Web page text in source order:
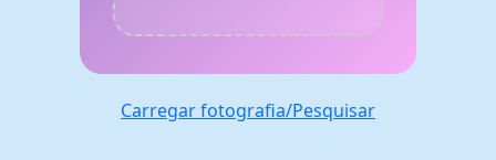
Carregar fotografia/Pesquisar